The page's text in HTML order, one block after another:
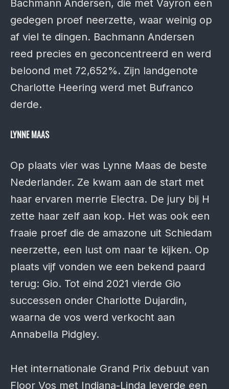
Bach­mann Andersen, die met Vayron een
gedegen proef neerzette, waar weinig op
af viel te dingen. Bach­mann Andersen
reed precies en geconcen­treerd en werd
beloond met 72,652%. Zijn landgenote
Charlotte Heering werd met Bufranco
derde.
LYNNE MAAS
Op plaats vier was Lynne Maas de beste
Nederlander. Ze kwam aan de start met
haar ervaren merrie Electra. De jury bij H
zette haar zelf aan kop. Het was ook een
fraaie proef die de amazone uit Schiedam
neerzette, een lust om naar te kijken. Op
plaats vijf vonden we een bekend paard
terug: Gio. Tot eind 2021 vierde Gio
successen onder Charlotte Dujardin,
waarna de vos werd verkocht aan
Annabella Pidgley.
Het internationale Grand Prix debuut van
Floor Vos met Indiana-Linda leverde een